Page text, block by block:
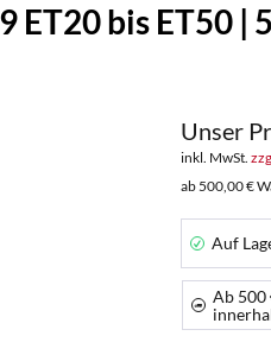
ET20 bis ET50 |
Unser
inkl. MwSt.
ab 500,00 €
Auf
Ab 500